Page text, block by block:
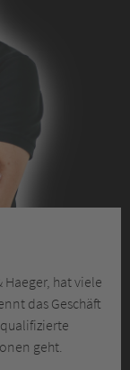
hat viele
das Geschäft
geht.